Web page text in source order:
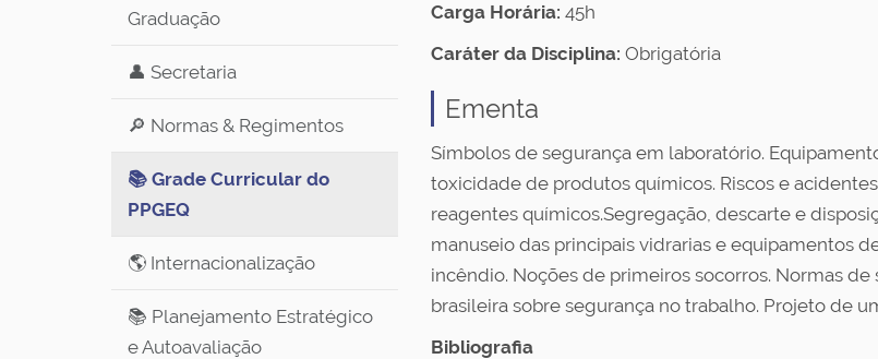
Graduação
👤 Secretaria
🔎 Normas & Regimentos
📚 Grade Curricular do
PPGEQ
🌎 Internacionalização
📚 Planejamento Estratégico
e Autoavaliação
Carga Horária: 45h
Caráter da Disciplina: Obrigatória
Ementa
Símbolos de segurança em laboratório.
toxicidade de produtos químicos. Riscos e
reagentes químicos.Segregação, descarte e
manuseio das principais vidrarias e equipamentos
incêndio. Noções de primeiros socorros. Normas
brasileira sobre segurança no trabalho. Projeto de
Bibliografia